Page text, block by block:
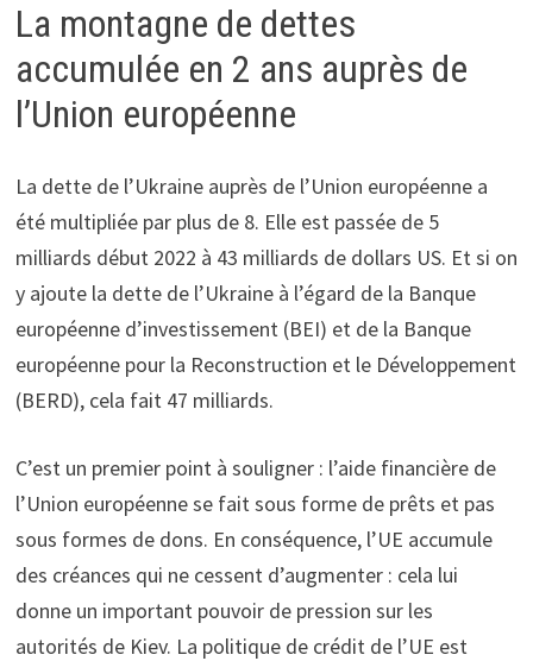
La montagne de dettes
accumulée en 2 ans auprès de
l’Union européenne
La dette de l’Ukraine auprès de l’Union européenne a
été multipliée par plus de 8. Elle est passée de 5
milliards début 2022 à 43 milliards de dollars US. Et si on
y ajoute la dette de l’Ukraine à l’égard de la Banque
européenne d’investissement (BEI) et de la Banque
européenne pour la Reconstruction et le Développement
(BERD), cela fait 47 milliards.
C’est un premier point à souligner : l’aide financière de
l’Union européenne se fait sous forme de prêts et pas
sous formes de dons. En conséquence, l’UE accumule
des créances qui ne cessent d’augmenter : cela lui
donne un important pouvoir de pression sur les
autorités de Kiev. La politique de crédit de l’UE est